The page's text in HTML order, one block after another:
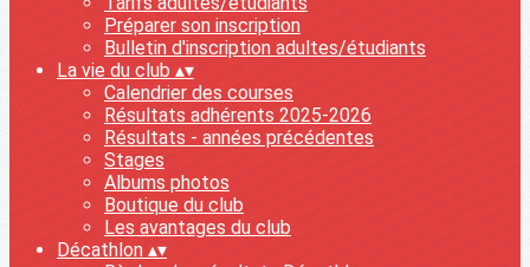
Préparer son inscription
Bulletin d'inscription adultes/étudiants
La vie du club ▴▾
Calendrier des courses
Résultats adhérents 2025-2026
Résultats - années précédentes
Stages
Albums photos
Boutique du club
Les avantages du club
Décathlon ▴▾